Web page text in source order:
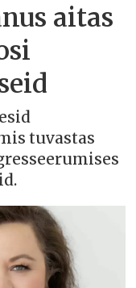
aitas
tuvastas